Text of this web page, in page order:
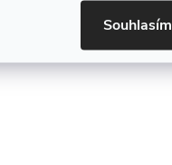
Souhlasím